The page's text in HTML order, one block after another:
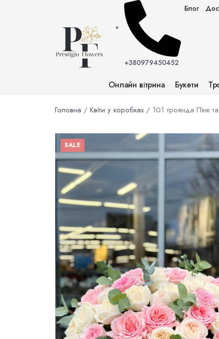
+380979450452
Блог
Онлайн вітрина Букети
Головна / Квіти у коробках / 101 троянда Пінк
SALE